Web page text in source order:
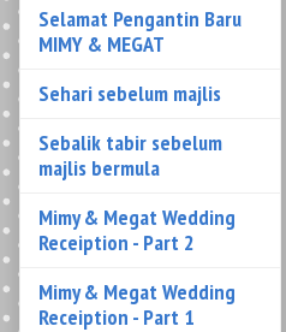
Sebalik tabir sebelum
Receiption - Part 2
Receiption - Part 1
Pengantin